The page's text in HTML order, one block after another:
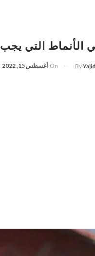
الأنماط التي
By
On أغسطس 15, 2022